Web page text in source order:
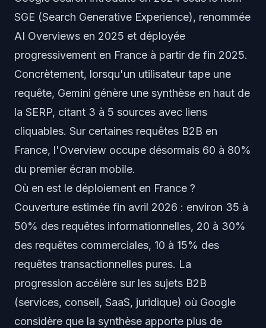
SGE (Search Generative Experience), renommée
AI Overviews en 2025 et déployée
progressivement en France à partir de fin 2025.
Concrètement, lorsqu'un utilisateur tape une
requête, Gemini génère une synthèse en haut de
la SERP, citant 3 à 5 sources avec liens
cliquables. Sur certaines requêtes B2B en
France, l'Overview occupe désormais 60 à 80%
du premier écran mobile.
Où en est le déploiement en France ?
Couverture estimée fin avril 2026 : environ 35 à
50% des requêtes informationnelles, 20 à 30%
des requêtes commerciales, 10 à 15% des
requêtes transactionnelles pures. La
progression accélère sur les sujets B2B
(services, conseil, SaaS, juridique) où Google
considère que la synthèse apporte plus de